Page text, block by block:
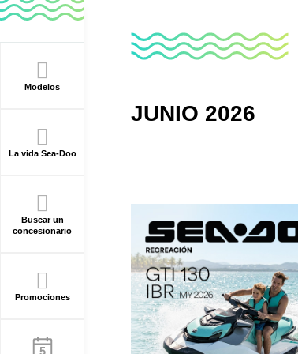
Modelos
La vida Sea-Doo
Buscar un
concesionario
Promociones
JUNIO 2026